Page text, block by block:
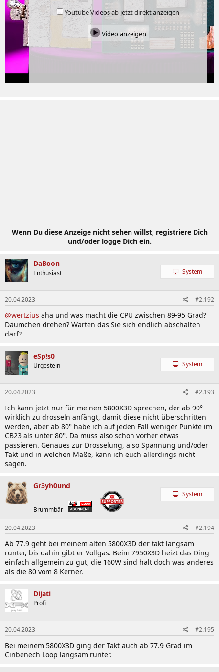
Youtube Videos ab jetzt direkt anzeigen
Video anzeigen
Wenn Du diese Anzeige nicht sehen willst, registriere Dich
und/oder logge Dich ein.
DaBoon
Enthusiast System
20.04.2023 #2.192
@wertzius aha und was macht die CPU zwischen 89-95 Grad?
Däumchen drehen? Warten das Sie sich endlich abschalten
darf?
eSp!s0
Urgestein System
20.04.2023 #2.193
Ich kann jetzt nur für meinen 5800X3D sprechen, der ab 90°
wirklich zu drosseln anfängt, damit diese nicht überschritten
werden, aber ab 80° habe ich auf jeden Fall weniger Punkte im
CB23 als unter 80°. Da muss also schon vorher etwas
passieren. Genaues zur Drosselung, also Spannung und/oder
Takt und in welchen Maße, kann ich euch allerdings nicht
sagen.
Gr3yh0und
Brummbär
System
20.04.2023 #2.194
Ab 77.9 geht bei meinem alten 5800X3D der takt langsam
runter, bis dahin gibt er Vollgas. Beim 7950X3D heizt das Ding
einfach allgemein zu gut, die 160W sind halt doch was anderes
als die 80 vom 8 Kerner.
Dijati
Profi
20.04.2023 #2.195
Bei meinem 5800X3D ging der Takt auch ab 77.9 Grad im
Cinbenech Loop langsam runter.